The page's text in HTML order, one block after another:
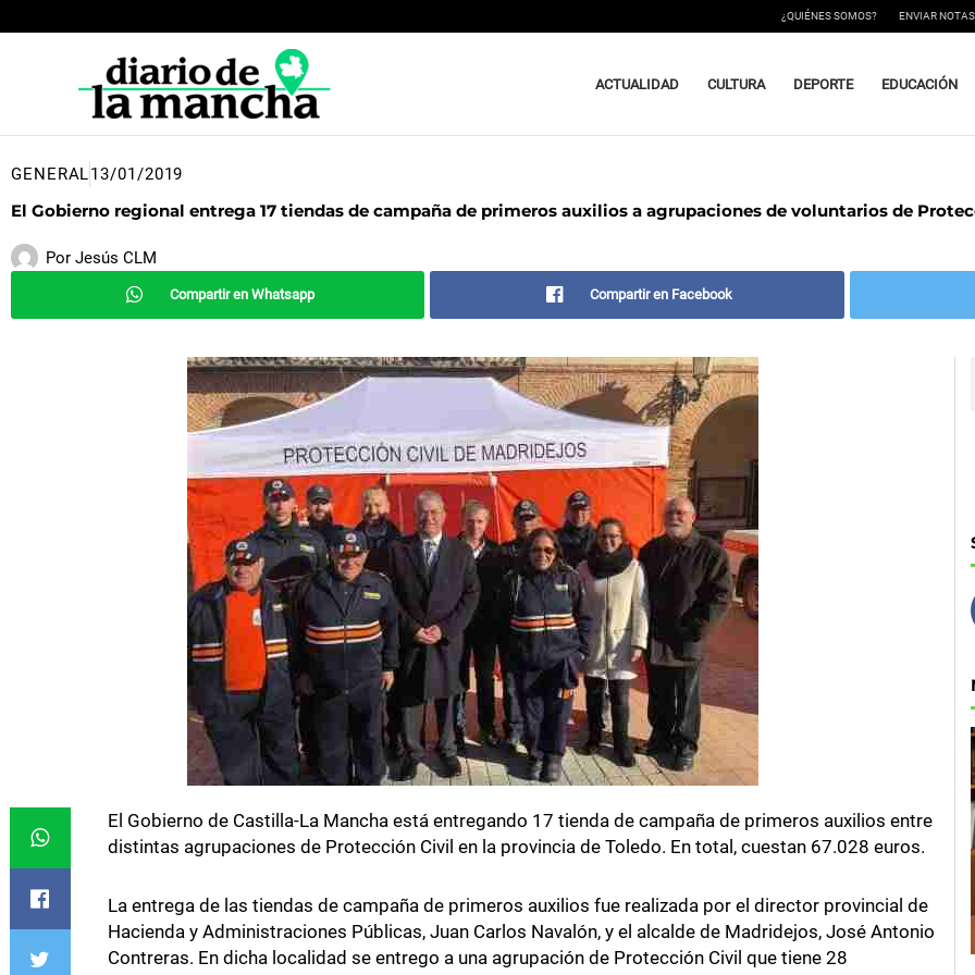
al
¿QUIÉNES SOMOS? ENVIAR
ACTUALIDAD CULTURA DEPORTE EDUCACIÓN
GENERAL13/01/2019
El Gobierno regional entrega 17 tiendas de campaña de primeros auxilios a agrupaciones de voluntarios de
Por Jesús CLM
Compartir en Whatsapp Compartir en Facebook
El Gobierno de Castilla-La Mancha está entregando 17 tienda de campaña de primeros auxilios entre
distintas agrupaciones de Protección Civil en la provincia de Toledo. En total, cuestan 67.028 euros.
La entrega de las tiendas de campaña de primeros auxilios fue realizada por el director provincial de
Hacienda y Administraciones Públicas, Juan Carlos Navalón, y el alcalde de Madridejos, José Antonio
Contreras. En dicha localidad se entrego a una agrupación de Protección Civil que tiene 28